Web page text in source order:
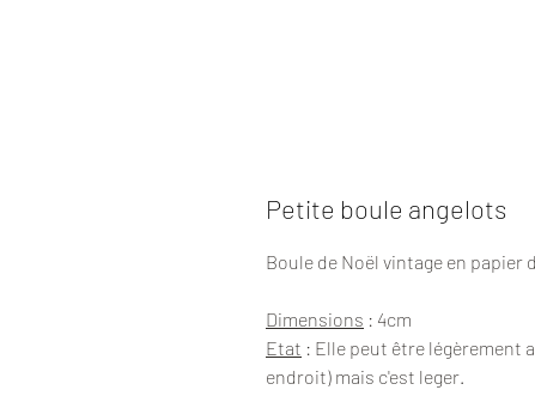
Petite boule angelots
Boule de Noël vintage en papier
Dimensions : 4cm
Etat : Elle peut être légèrement
endroit) mais c'est leger.